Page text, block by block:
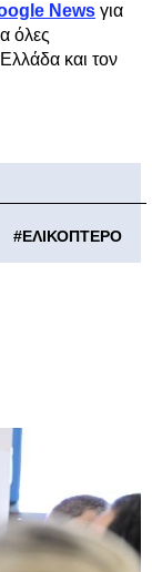
News για
όλες
και τον
#ΕΛΙΚΟΠΤΕΡΟ